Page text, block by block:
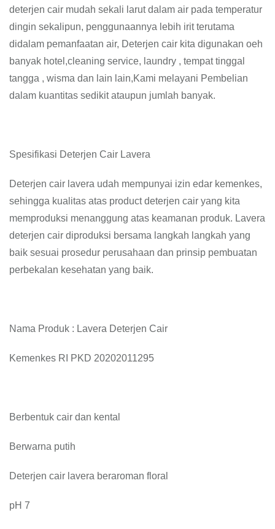
deterjen cair mudah sekali larut dalam air pada temperatur
dingin sekalipun, penggunaannya lebih irit terutama
didalam pemanfaatan air, Deterjen cair kita digunakan oeh
banyak hotel,cleaning service, laundry , tempat tinggal
tangga , wisma dan lain lain,Kami melayani Pembelian
dalam kuantitas sedikit ataupun jumlah banyak.
Spesifikasi Deterjen Cair Lavera
Deterjen cair lavera udah mempunyai izin edar kemenkes,
sehingga kualitas atas product deterjen cair yang kita
memproduksi menanggung atas keamanan produk. Lavera
deterjen cair diproduksi bersama langkah langkah yang
baik sesuai prosedur perusahaan dan prinsip pembuatan
perbekalan kesehatan yang baik.
Nama Produk : Lavera Deterjen Cair
Kemenkes RI PKD 20202011295
Berbentuk cair dan kental
Berwarna putih
Deterjen cair lavera beraroman floral
pH 7